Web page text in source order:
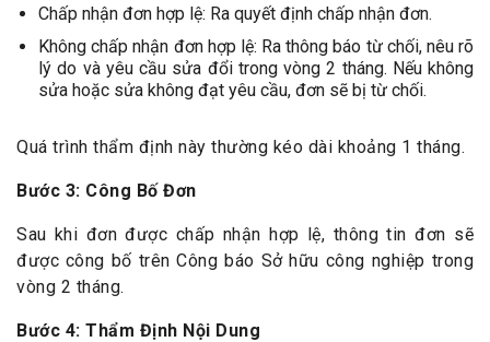
Chấp nhận đơn hợp lệ: Ra quyết định chấp nhận đơn.
Không chấp nhận đơn hợp lệ: Ra thông báo từ chối, nêu rõ
lý do và yêu cầu sửa đổi trong vòng 2 tháng. Nếu không
sửa hoặc sửa không đạt yêu cầu, đơn sẽ bị từ chối.
Quá trình thẩm định này thường kéo dài khoảng 1 tháng.
Bước 3: Công Bố Đơn
Sau khi đơn được chấp nhận hợp lệ, thông tin đơn sẽ
được công bố trên Công báo Sở hữu công nghiệp trong
vòng 2 tháng.
Bước 4: Thẩm Định Nội Dung